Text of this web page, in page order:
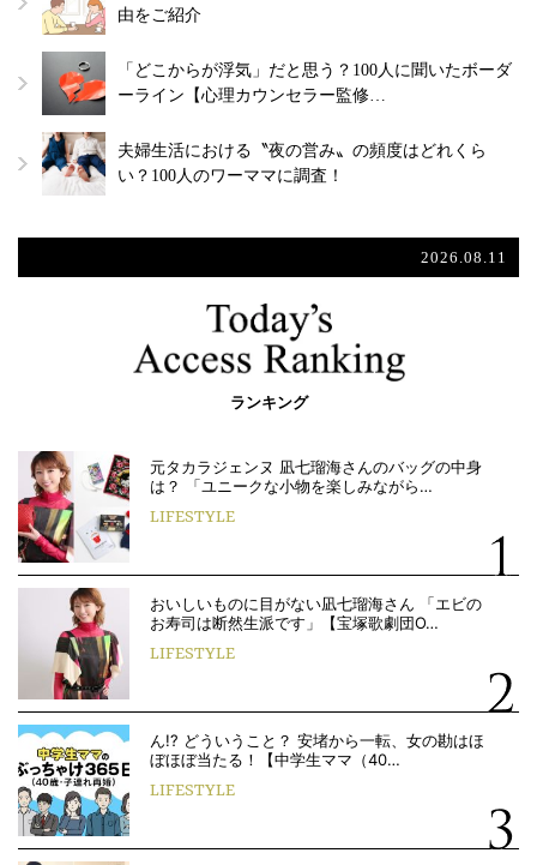
由をご紹介
「どこからが浮気」だと思う？100人に聞いたボーダ
ーライン【心理カウンセラー監修…
夫婦生活における〝夜の営み〟の頻度はどれくら
い？100人のワーママに調査！
2026.08.11
ランキング
元タカラジェンヌ 凪七瑠海さんのバッグの中身
は？ 「ユニークな小物を楽しみながら…
LIFESTYLE
おいしいものに目がない凪七瑠海さん 「エビの
お寿司は断然生派です」【宝塚歌劇団O…
LIFESTYLE
ん!? どういうこと？ 安堵から一転、女の勘はほ
ぼほぼ当たる！【中学生ママ（40…
LIFESTYLE